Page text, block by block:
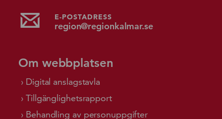
E-POSTADRESS
region@regionkalmar.se
Om webbplatsen
Digital anslagstavla
Tillgänglighetsrapport
Behandling av personuppgifter